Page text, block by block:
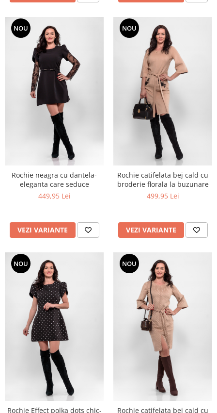
NOU
Rochie neagra cu dantela-
eleganta care seduce
449,95 Lei
VEZI VARIANTE
NOU
Rochie catifelata bej cald cu
broderie florala la buzunare
499,95 Lei
VEZI VARIANTE
NOU
Rochie Effect polka dots chic-
NOU
Rochie catifelata bej cald cu